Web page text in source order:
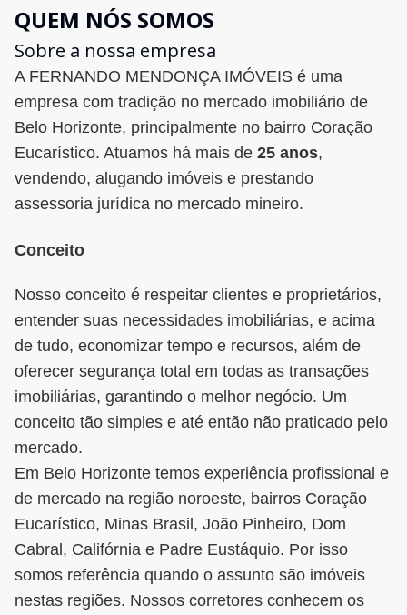
QUEM NÓS SOMOS
Sobre a nossa empresa
A FERNANDO MENDONÇA IMÓVEIS é uma
empresa com tradição no mercado imobiliário de
Belo Horizonte, principalmente no bairro Coração
Eucarístico. Atuamos há mais de 25 anos,
vendendo, alugando imóveis e prestando
assessoria jurídica no mercado mineiro.
Conceito
Nosso conceito é respeitar clientes e proprietários,
entender suas necessidades imobiliárias, e acima
de tudo, economizar tempo e recursos, além de
oferecer segurança total em todas as transações
imobiliárias, garantindo o melhor negócio. Um
conceito tão simples e até então não praticado pelo
mercado.
Em Belo Horizonte temos experiência profissional e
de mercado na região noroeste, bairros Coração
Eucarístico, Minas Brasil, João Pinheiro, Dom
Cabral, Califórnia e Padre Eustáquio. Por isso
somos referência quando o assunto são imóveis
nestas regiões. Nossos corretores conhecem os